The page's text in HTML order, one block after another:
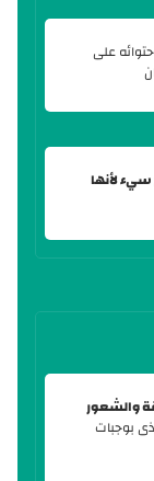
على
سيء لأنها
والشعور
بوجبات